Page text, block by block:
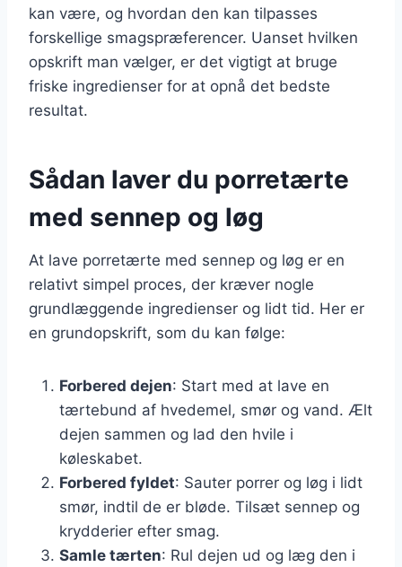
kan være, og hvordan den kan tilpasses
forskellige smagspræferencer. Uanset hvilken
opskrift man vælger, er det vigtigt at bruge
friske ingredienser for at opnå det bedste
resultat.
Sådan laver du porretærte
med sennep og løg
At lave porretærte med sennep og løg er en
relativt simpel proces, der kræver nogle
grundlæggende ingredienser og lidt tid. Her er
en grundopskrift, som du kan følge:
Forbered dejen: Start med at lave en
tærtebund af hvedemel, smør og vand. Ælt
dejen sammen og lad den hvile i
køleskabet.
Forbered fyldet: Sauter porrer og løg i lidt
smør, indtil de er bløde. Tilsæt sennep og
krydderier efter smag.
Samle tærten: Rul dejen ud og læg den i